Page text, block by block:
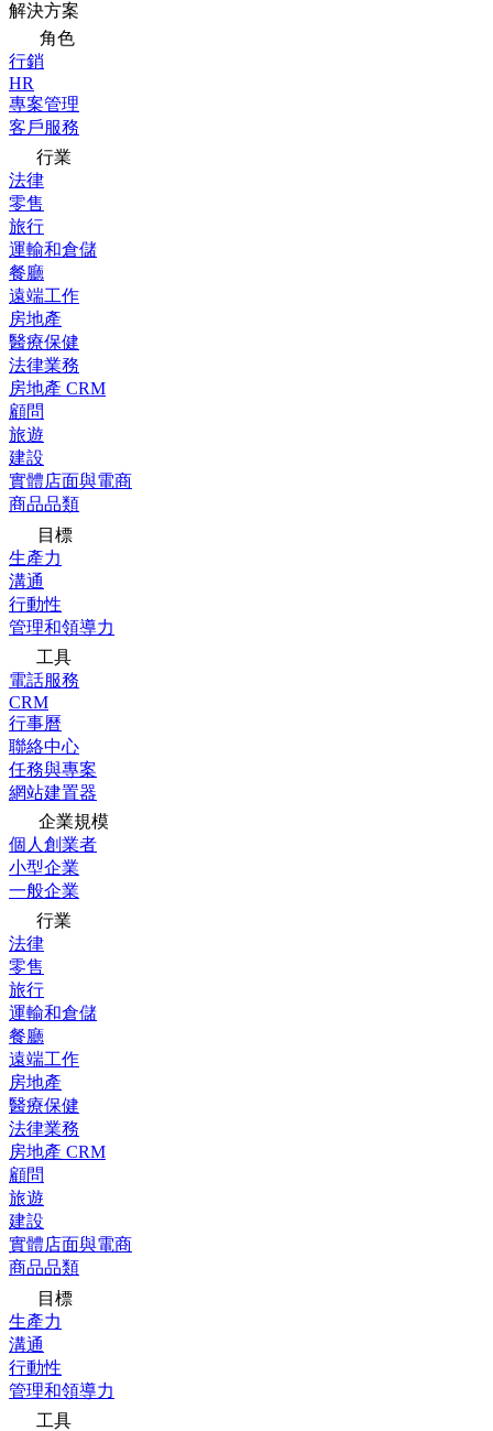
解決方案
角色
行銷
HR
專案管理
客戶服務
行業
法律
零售
旅行
運輸和倉儲
餐廳
遠端工作
房地產
醫療保健
法律業務
房地產 CRM
顧問
旅遊
建設
實體店面與電商
商品品類
目標
生產力
溝通
行動性
管理和領導力
工具
電話服務
CRM
行事曆
聯絡中心
任務與專案
網站建置器
企業規模
個人創業者
小型企業
一般企業
行業
法律
零售
旅行
運輸和倉儲
餐廳
遠端工作
房地產
醫療保健
法律業務
房地產 CRM
顧問
旅遊
建設
實體店面與電商
商品品類
目標
生產力
溝通
行動性
管理和領導力
工具